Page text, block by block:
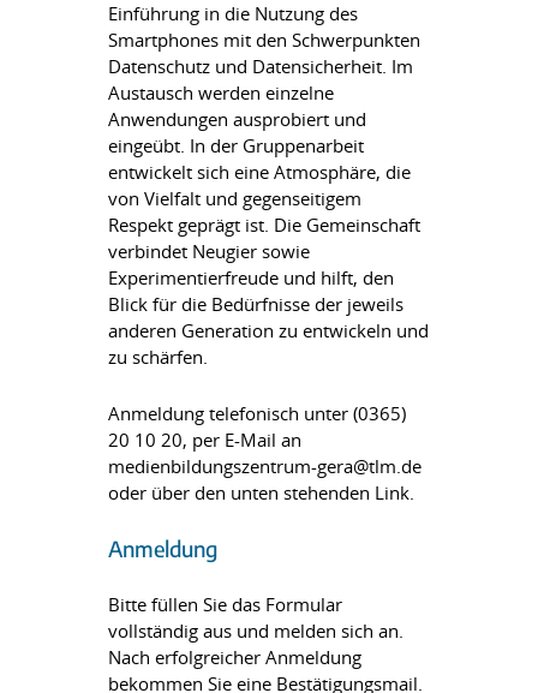
Einführung in die Nutzung des
Smartphones mit den Schwerpunkten
Datenschutz und Datensicherheit. Im
Austausch werden einzelne
Anwendungen ausprobiert und
eingeübt. In der Gruppenarbeit
entwickelt sich eine Atmosphäre, die
von Vielfalt und gegenseitigem
Respekt geprägt ist. Die Gemeinschaft
verbindet Neugier sowie
Experimentierfreude und hilft, den
Blick für die Bedürfnisse der jeweils
anderen Generation zu entwickeln und
zu schärfen.
Anmeldung telefonisch unter (0365)
20 10 20, per E-Mail an
medienbildungszentrum-gera@tlm.de
oder über den unten stehenden Link.
Anmeldung
Bitte füllen Sie das Formular
vollständig aus und melden sich an.
Nach erfolgreicher Anmeldung
bekommen Sie eine Bestätigungsmail.